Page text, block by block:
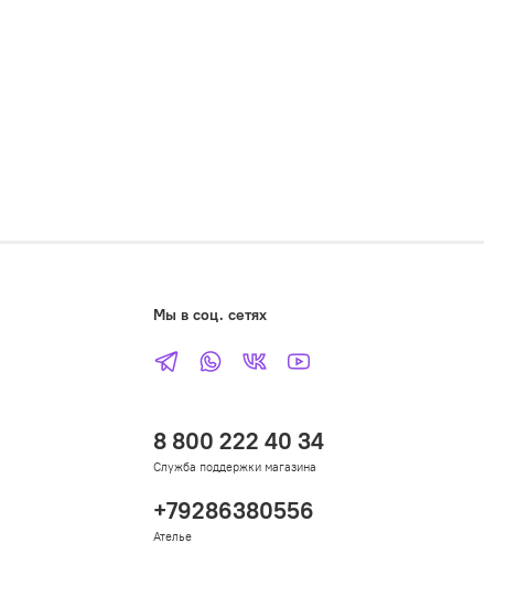
Мы в соц. сетях
8 800 222 40 34
Служба поддержки магазина
+79286380556
Ателье